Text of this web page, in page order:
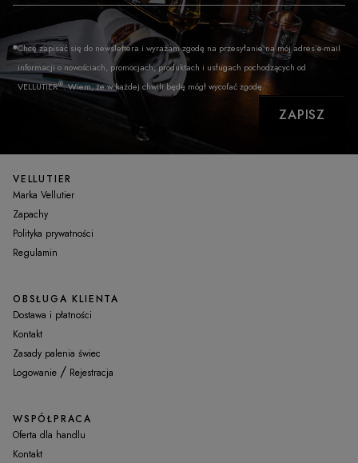
Chcę zapisać się do newslettera i wyrażam zgodę na przesyłanie na mój adres e-mail
informacji o nowościach, promocjach, produktach i usługach pochodzących od
VELLUTIER®. Wiem, że w każdej chwili będę mógł wycofać zgodę.
ZAPISZ
VELLUTIER
Marka Vellutier
Zapachy
Polityka prywatności
Regulamin
OBSŁUGA KLIENTA
Dostawa i płatności
Kontakt
Zasady palenia świec
Logowanie / Rejestracja
WSPÓŁPRACA
Oferta dla handlu
Kontakt